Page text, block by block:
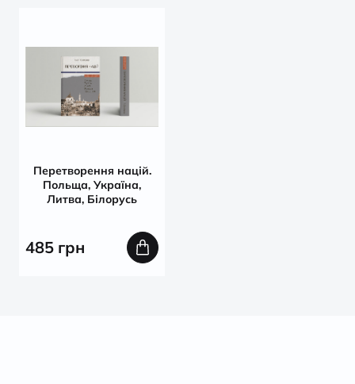
Перетворення націй.
Польща, Україна,
Литва, Білорусь
485 грн